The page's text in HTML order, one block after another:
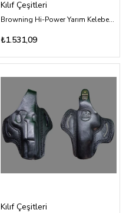
Kılıf Çeşitleri
Browning Hi-Power Yarım Kelebek - Kahverengi Deri Kılıf Çeşitleri
₺1.531,09
Kılıf Çeşitleri